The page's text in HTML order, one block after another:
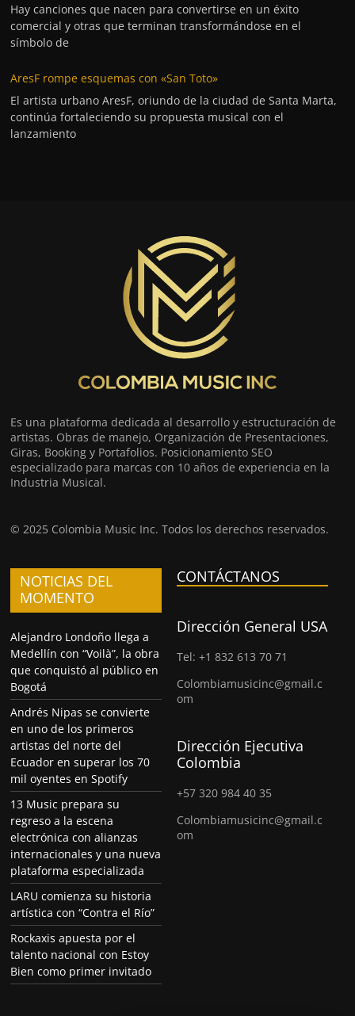
Hay canciones que nacen para convertirse en un éxito
comercial y otras que terminan transformándose en el
símbolo de
AresF rompe esquemas con «San Toto»
El artista urbano AresF, oriundo de la ciudad de Santa Marta,
continúa fortaleciendo su propuesta musical con el
lanzamiento
Es una plataforma dedicada al desarrollo y estructuración de
artistas. Obras de manejo, Organización de Presentaciones,
Giras, Booking y Portafolios. Posicionamiento SEO
especializado para marcas con 10 años de experiencia en la
Industria Musical.
© 2025 Colombia Music Inc. Todos los derechos reservados.
NOTICIAS DEL
MOMENTO
Alejandro Londoño llega a
Medellín con “Voilà”, la obra
que conquistó al público en
Bogotá
Andrés Nipas se convierte
en uno de los primeros
artistas del norte del
Ecuador en superar los 70
mil oyentes en Spotify
13 Music prepara su
regreso a la escena
electrónica con alianzas
internacionales y una nueva
plataforma especializada
LARU comienza su historia
artística con “Contra el Río”
Rockaxis apuesta por el
talento nacional con Estoy
Bien como primer invitado
CONTÁCTANOS
Dirección General USA
Tel: +1 832 613 70 71
Colombiamusicinc@gmail.c
om
Dirección Ejecutiva
Colombia
+57 320 984 40 35
Colombiamusicinc@gmail.c
om